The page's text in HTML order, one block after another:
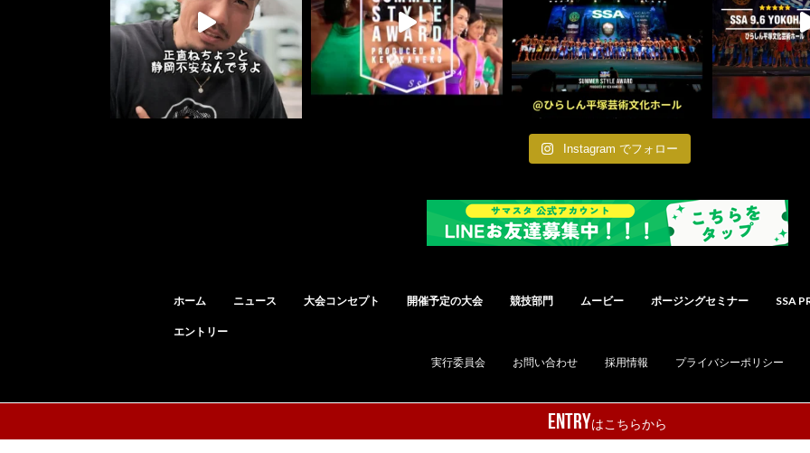
Instagram でフォロー
ホーム ニュース 大会コンセプト 開催予定の大会 競技部門 ムービー ポージングセミナー SSA
エントリー
実行委員会 お問い合わせ 採用情報 プライバシーポリシー
©2015-2026 SummerStyleAward
ENTRYはこちらから